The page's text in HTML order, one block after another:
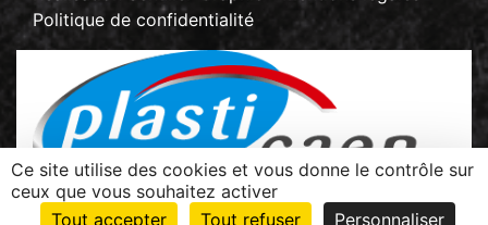
Politique de confidentialité
Z.I La Sablonnière - BP 70267 Rots
Ce site utilise des cookies et vous donne le contrôle sur
ceux que vous souhaitez activer
Tout accepter
Tout refuser Personnaliser